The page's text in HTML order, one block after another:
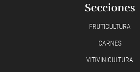
Secciones
FRUTICULTURA
CARNES
VITIVINICULTURA